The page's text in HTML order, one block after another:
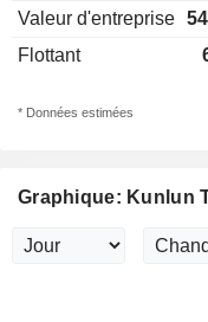
Valeur d'entreprise
Flottant
* Données estimées
Graphique: Kunlun